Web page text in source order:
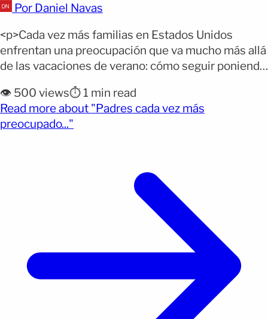
Por Daniel Navas
<p>Cada vez más familias en Estados Unidos
enfrentan una preocupación que va mucho más allá
de las vacaciones de verano: cómo seguir poniendo
revela que el aumento del costo de vida, los altos
precios de los alimentos y la presión económica
están haciendo que muchos [&hellip;]</p>
👁️ 500 views⏱️ 1 min read
Read more about "Padres cada vez más
preocupado..."